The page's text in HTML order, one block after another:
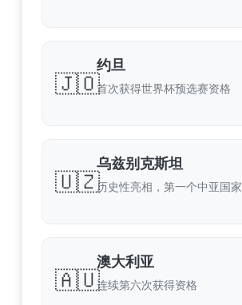
🇯🇴
约旦
首次获得世界杯预选赛资格
🇺🇿
乌兹别克斯坦
历史性亮相，第一个中亚国家
🇦🇺
澳大利亚
连续第六次获得资格